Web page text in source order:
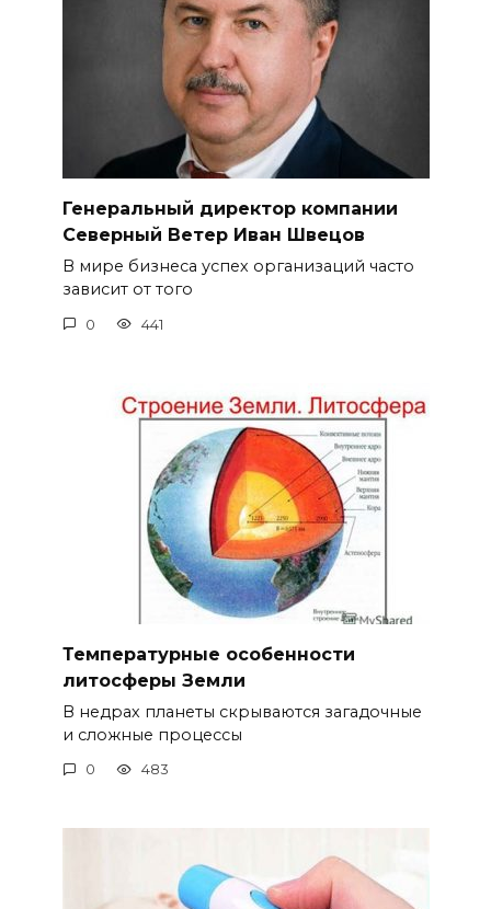
Генеральный директор компании
Северный Ветер Иван Швецов
В мире бизнеса успех организаций часто
зависит от того
0 441
Температурные особенности
литосферы Земли
В недрах планеты скрываются загадочные
и сложные процессы
0 483